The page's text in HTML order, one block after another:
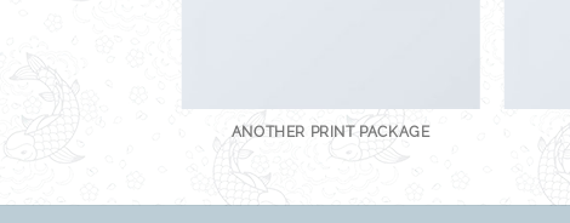
ANOTHER PRINT PACKAGE
PRINT